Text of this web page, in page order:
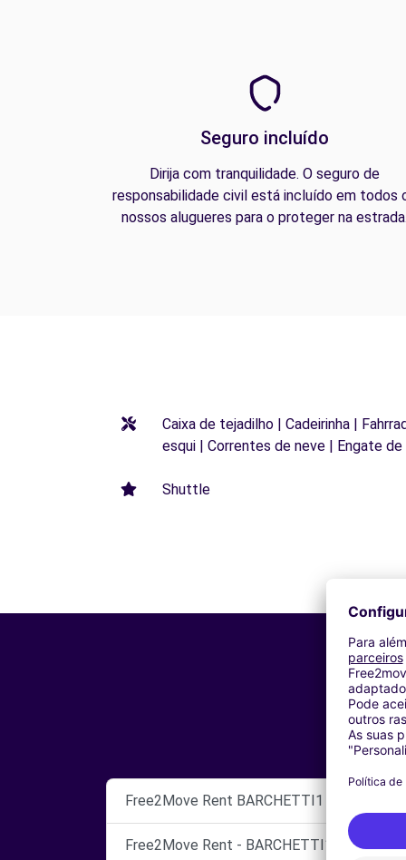
Seguro incluído
Dirija com tranquilidade. O seguro de
responsabilidade civil está incluído em todos
nossos alugueres para o proteger na
Caixa de tejadilho | Cadeirinha |
esqui | Correntes de neve | Engate
Shuttle
Free2Move Rent BARCHETTI1 SPA
Free2Move Rent - BARCHETTI1 SPA -